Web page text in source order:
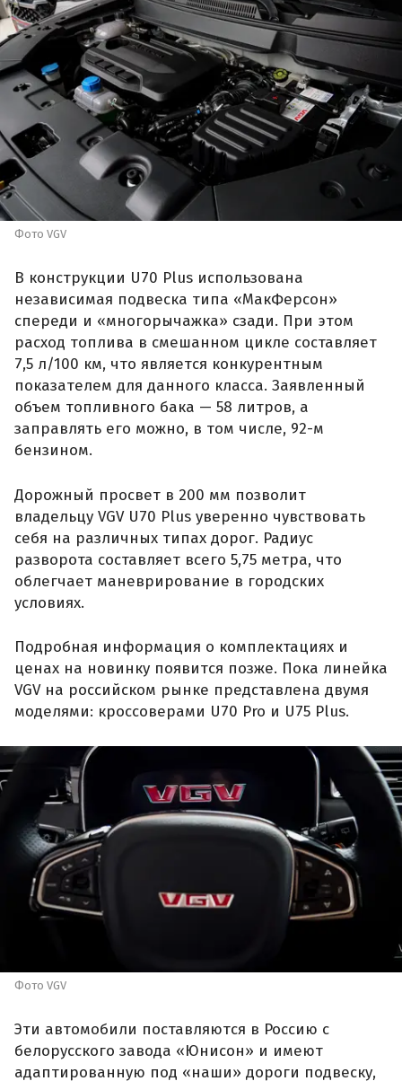
Фото VGV
В конструкции U70 Plus использована
независимая подвеска типа «МакФерсон»
спереди и «многорычажка» сзади. При этом
расход топлива в смешанном цикле составляет
7,5 л/100 км, что является конкурентным
показателем для данного класса. Заявленный
объем топливного бака — 58 литров, а
заправлять его можно, в том числе, 92-м
бензином.
Дорожный просвет в 200 мм позволит
владельцу VGV U70 Plus уверенно чувствовать
себя на различных типах дорог. Радиус
разворота составляет всего 5,75 метра, что
облегчает маневрирование в городских
условиях.
Подробная информация о комплектациях и
ценах на новинку появится позже. Пока линейка
VGV на российском рынке представлена двумя
моделями: кроссоверами U70 Pro и U75 Plus.
Фото VGV
Эти автомобили поставляются в Россию с
белорусского завода «Юнисон» и имеют
адаптированную под «наши» дороги подвеску,